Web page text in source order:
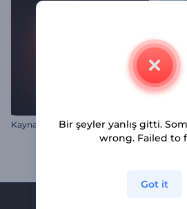
Kaynakçı Logo Gösterimi
Bir şeyler yanlış gitti.
wrong. Failed to
Got it